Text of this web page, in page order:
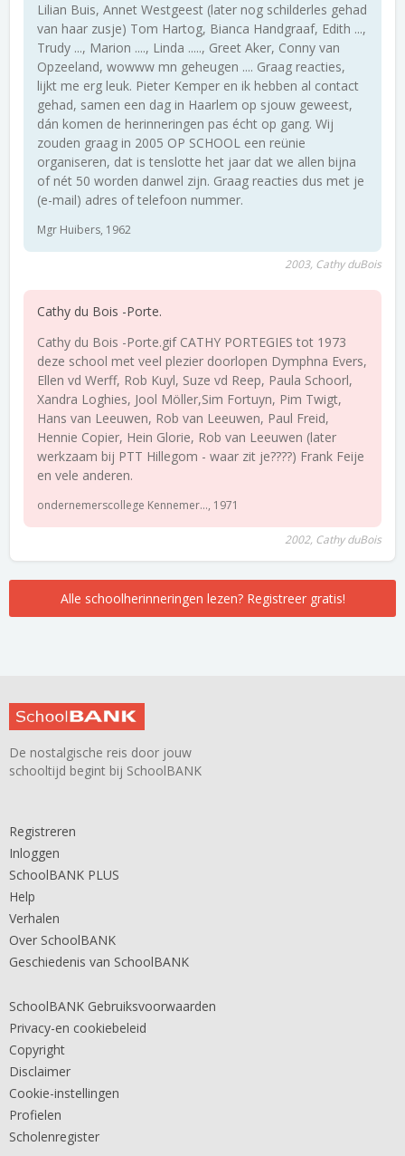
Lilian Buis, Annet Westgeest (later nog schilderles gehad
van haar zusje) Tom Hartog, Bianca Handgraaf, Edith ...,
Trudy ..., Marion ...., Linda ....., Greet Aker, Conny van
Opzeeland, wowww mn geheugen .... Graag reacties,
lijkt me erg leuk. Pieter Kemper en ik hebben al contact
gehad, samen een dag in Haarlem op sjouw geweest,
dán komen de herinneringen pas écht op gang. Wij
zouden graag in 2005 OP SCHOOL een reünie
organiseren, dat is tenslotte het jaar dat we allen bijna
of nét 50 worden danwel zijn. Graag reacties dus met je
(e-mail) adres of telefoon nummer.
Mgr Huibers, 1962
2003, Cathy duBois
Cathy du Bois -Porte.
Cathy du Bois -Porte.gif CATHY PORTEGIES tot 1973
deze school met veel plezier doorlopen Dymphna Evers,
Ellen vd Werff, Rob Kuyl, Suze vd Reep, Paula Schoorl,
Xandra Loghies, Jool Möller,Sim Fortuyn, Pim Twigt,
Hans van Leeuwen, Rob van Leeuwen, Paul Freid,
Hennie Copier, Hein Glorie, Rob van Leeuwen (later
werkzaam bij PTT Hillegom - waar zit je????) Frank Feije
en vele anderen.
ondernemerscollege Kennemer..., 1971
2002, Cathy duBois
Alle schoolherinneringen lezen? Registreer gratis!
De nostalgische reis door jouw
schooltijd begint bij SchoolBANK
Registreren
Inloggen
SchoolBANK PLUS
Help
Verhalen
Over SchoolBANK
Geschiedenis van SchoolBANK
SchoolBANK Gebruiksvoorwaarden
Privacy-en cookiebeleid
Copyright
Disclaimer
Cookie-instellingen
Profielen
Scholenregister